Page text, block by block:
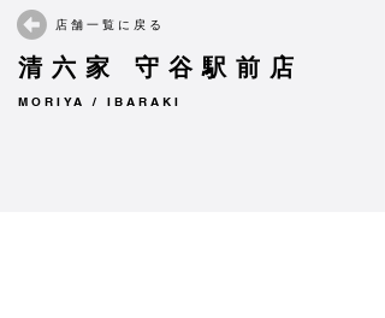
清六家 守谷駅前店
MORIYA / IBARAKI
店舗一覧に戻る